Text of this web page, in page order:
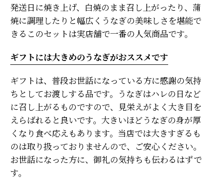
発送日に焼き上げ、白焼のまま召し上がったり、蒲
焼に調理したりと幅広くうなぎの美味しさを堪能で
きるこのセットは実店舗で一番の人気商品です。
ギフトには大きめのうなぎがおススメです
ギフトは、普段お世話になっている方に感謝の気持
ちとしてお渡しする品です。うなぎはハレの日など
に召し上がるものですので、見栄えがよく大き目を
えらばれると良いです。大きいほどうなぎの身が厚
くなり食べ応えもあります。当店では大きすぎるも
のは取り扱っておりませんので、ご安心ください。
お世話になった方に、御礼の気持ちも伝わるはずで
す。